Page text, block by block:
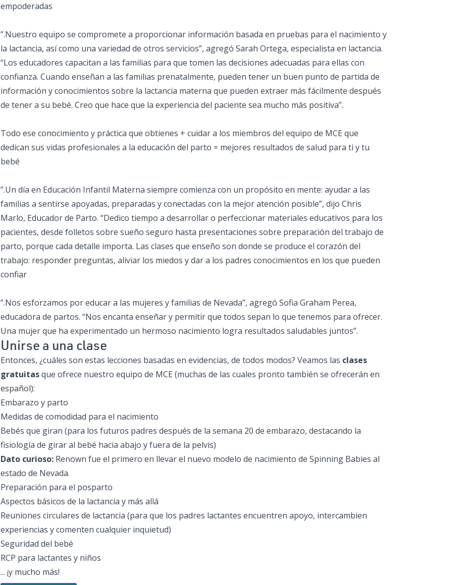
empoderadas
”.Nuestro equipo se compromete a proporcionar información basada en pruebas para el nacimiento y
la lactancia, así como una variedad de otros servicios”, agregó Sarah Ortega, especialista en lactancia.
“Los educadores capacitan a las familias para que tomen las decisiones adecuadas para ellas con
confianza. Cuando enseñan a las familias prenatalmente, pueden tener un buen punto de partida de
información y conocimientos sobre la lactancia materna que pueden extraer más fácilmente después
de tener a su bebé. Creo que hace que la experiencia del paciente sea mucho más positiva”.
Todo ese conocimiento y práctica que obtienes + cuidar a los miembros del equipo de MCE que
dedican sus vidas profesionales a la educación del parto = mejores resultados de salud para ti y tu
bebé
”.Un día en Educación Infantil Materna siempre comienza con un propósito en mente: ayudar a las
familias a sentirse apoyadas, preparadas y conectadas con la mejor atención posible”, dijo Chris
Marlo, Educador de Parto. “Dedico tiempo a desarrollar o perfeccionar materiales educativos para los
pacientes, desde folletos sobre sueño seguro hasta presentaciones sobre preparación del trabajo de
parto, porque cada detalle importa. Las clases que enseño son donde se produce el corazón del
trabajo: responder preguntas, aliviar los miedos y dar a los padres conocimientos en los que pueden
confiar
”.Nos esforzamos por educar a las mujeres y familias de Nevada”, agregó Sofia Graham Perea,
educadora de partos. “Nos encanta enseñar y permitir que todos sepan lo que tenemos para ofrecer.
Una mujer que ha experimentado un hermoso nacimiento logra resultados saludables juntos”.
Unirse a una clase
Entonces, ¿cuáles son estas lecciones basadas en evidencias, de todos modos? Veamos las clases
gratuitasque ofrece nuestro equipo de MCE (muchas de las cuales pronto también se ofrecerán en
español):
Embarazo y parto
Medidas de comodidad para el nacimiento
Bebés que giran (para los futuros padres después de la semana 20 de embarazo, destacando la
fisiología de girar al bebé hacia abajo y fuera de la pelvis)
Dato curioso: Renown fue el primero en llevar el nuevo modelo de nacimiento de Spinning Babies al
estado de Nevada.
Preparación para el posparto
Aspectos básicos de la lactancia y más allá
Reuniones circulares de lactancia (para que los padres lactantes encuentren apoyo, intercambien
experiencias y comenten cualquier inquietud)
Seguridad del bebé
RCP para lactantes y niños
... ¡y mucho más!